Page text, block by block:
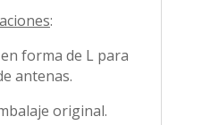
:
forma de L para
antenas.
original.